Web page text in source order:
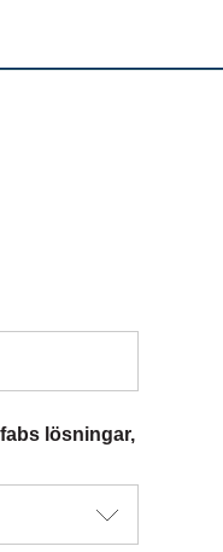
lösningar,